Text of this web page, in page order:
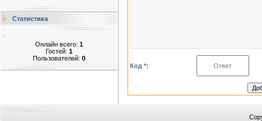
Статистика
Онлайн всего: 1
Гостей: 1
Пользователей: 0
Код *: